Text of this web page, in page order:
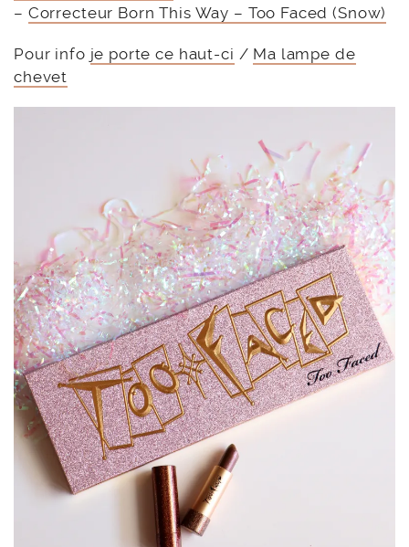
– Correcteur Born This Way – Too Faced (Snow)
Pour info je porte ce haut-ci / Ma lampe de
chevet